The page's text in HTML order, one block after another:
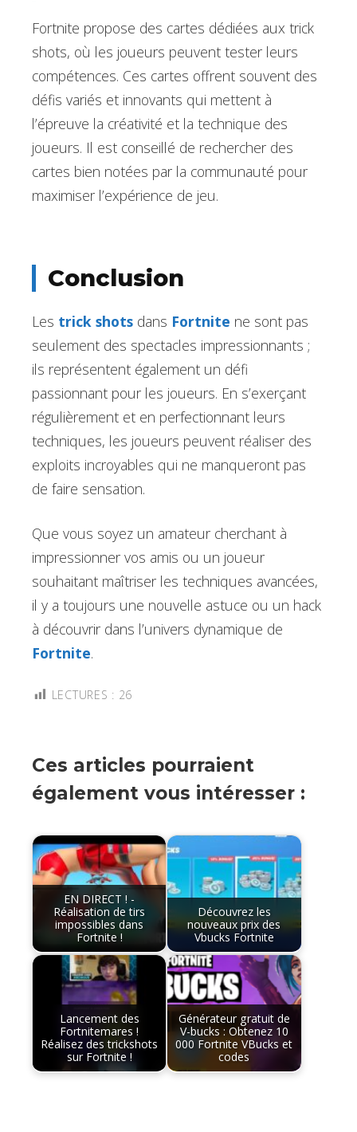
Fortnite propose des cartes dédiées aux trick
shots, où les joueurs peuvent tester leurs
compétences. Ces cartes offrent souvent des
défis variés et innovants qui mettent à
l’épreuve la créativité et la technique des
joueurs. Il est conseillé de rechercher des
cartes bien notées par la communauté pour
maximiser l’expérience de jeu.
Conclusion
Les trick shots dans Fortnite ne sont pas
seulement des spectacles impressionnants ;
ils représentent également un défi
passionnant pour les joueurs. En s’exerçant
régulièrement et en perfectionnant leurs
techniques, les joueurs peuvent réaliser des
exploits incroyables qui ne manqueront pas
de faire sensation.
Que vous soyez un amateur cherchant à
impressionner vos amis ou un joueur
souhaitant maîtriser les techniques avancées,
il y a toujours une nouvelle astuce ou un hack
à découvrir dans l’univers dynamique de
Fortnite.
LECTURES : 26
Ces articles pourraient
également vous intéresser :
EN DIRECT ! -
Réalisation de tirs
impossibles dans
Fortnite !
Découvrez les
nouveaux prix des
Vbucks Fortnite
Lancement des
Fortnitemares !
Réalisez des trickshots
sur Fortnite !
Générateur gratuit de
V-bucks : Obtenez 10
000 Fortnite VBucks et
codes